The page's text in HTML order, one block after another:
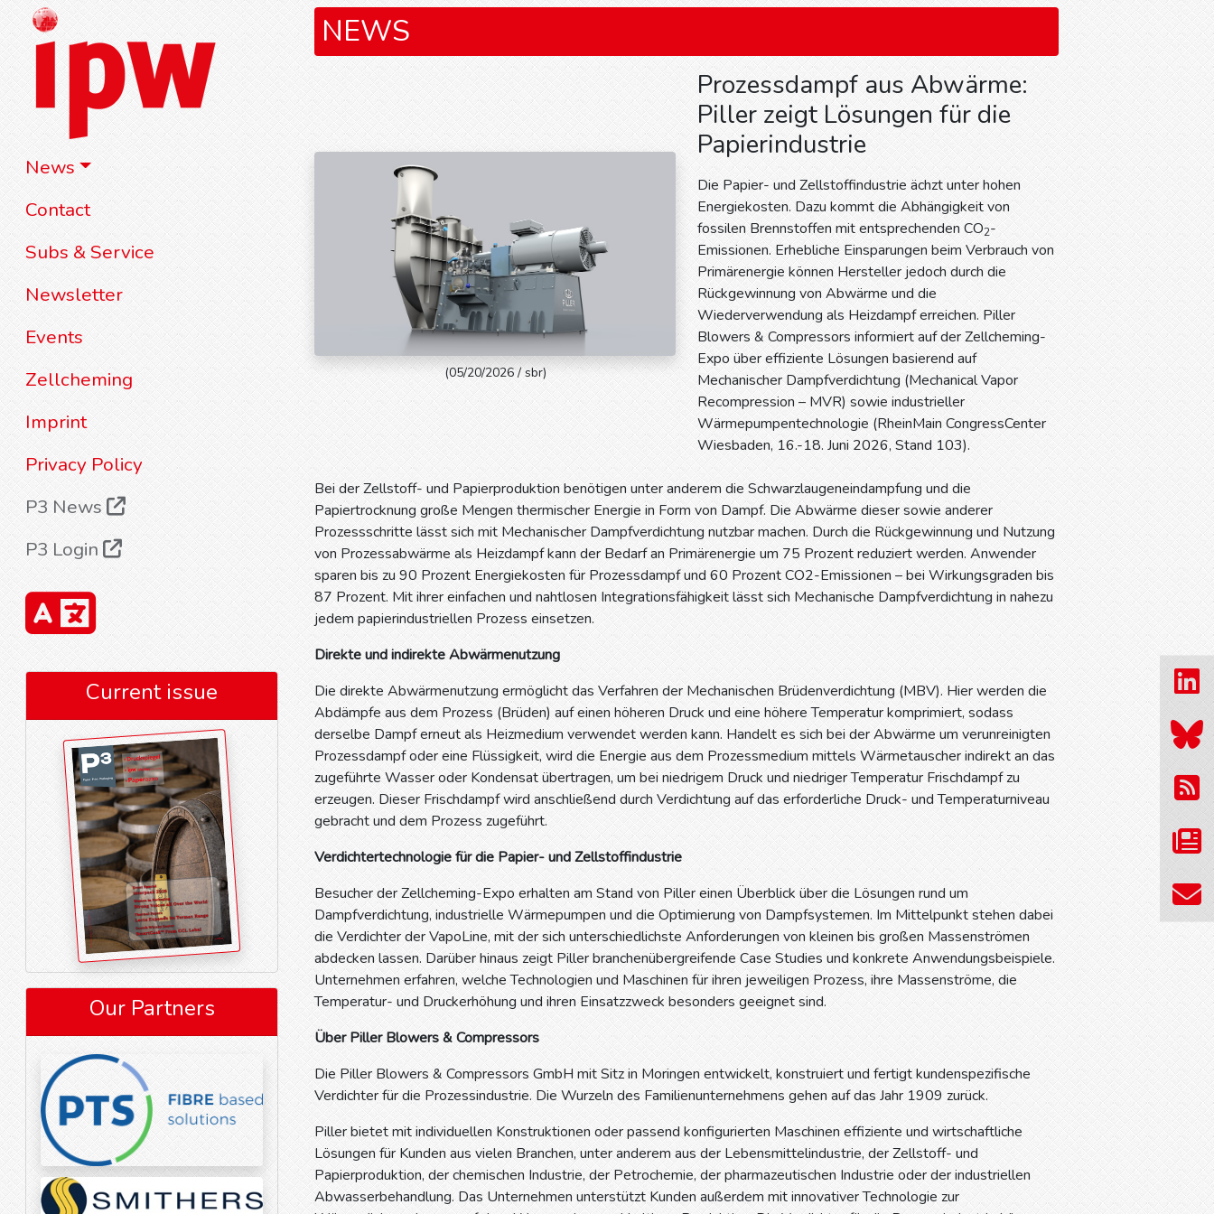
News
Contact
Subs & Service
Newsletter
Events
Zellcheming
Imprint
Privacy Policy
P3 News
P3 Login
Current issue
Our Partners
NEWS
(05/20/2026 / sbr)
Prozessdampf aus Abwärme:
Piller zeigt Lösungen für die
Papierindustrie
Die Papier- und Zellstoffindustrie ächzt unter hohen
Energiekosten. Dazu kommt die Abhängigkeit von
fossilen Brennstoffen mit entsprechenden CO2-
Emissionen. Erhebliche Einsparungen beim Verbrauch von
Primärenergie können Hersteller jedoch durch die
Rückgewinnung von Abwärme und die
Wiederverwendung als Heizdampf erreichen. Piller
Blowers & Compressors informiert auf der Zellcheming-
Expo über effiziente Lösungen basierend auf
Mechanischer Dampfverdichtung (Mechanical Vapor
Recompression – MVR) sowie industrieller
Wärmepumpentechnologie (RheinMain CongressCenter
Wiesbaden, 16.-18. Juni 2026, Stand 103).
Bei der Zellstoff- und Papierproduktion benötigen unter anderem die Schwarzlaugeneindampfung und die
Papiertrocknung große Mengen thermischer Energie in Form von Dampf. Die Abwärme dieser sowie anderer
Prozessschritte lässt sich mit Mechanischer Dampfverdichtung nutzbar machen. Durch die Rückgewinnung und Nutzung
von Prozessabwärme als Heizdampf kann der Bedarf an Primärenergie um 75 Prozent reduziert werden. Anwender
sparen bis zu 90 Prozent Energiekosten für Prozessdampf und 60 Prozent CO2-Emissionen – bei Wirkungsgraden bis
87 Prozent. Mit ihrer einfachen und nahtlosen Integrationsfähigkeit lässt sich Mechanische Dampfverdichtung in nahezu
jedem papierindustriellen Prozess einsetzen.
Direkte und indirekte Abwärmenutzung
Die direkte Abwärmenutzung ermöglicht das Verfahren der Mechanischen Brüdenverdichtung (MBV). Hier werden die
Abdämpfe aus dem Prozess (Brüden) auf einen höheren Druck und eine höhere Temperatur komprimiert, sodass
derselbe Dampf erneut als Heizmedium verwendet werden kann. Handelt es sich bei der Abwärme um verunreinigten
Prozessdampf oder eine Flüssigkeit, wird die Energie aus dem Prozessmedium mittels Wärmetauscher indirekt an das
zugeführte Wasser oder Kondensat übertragen, um bei niedrigem Druck und niedriger Temperatur Frischdampf zu
erzeugen. Dieser Frischdampf wird anschließend durch Verdichtung auf das erforderliche Druck- und Temperaturniveau
gebracht und dem Prozess zugeführt.
Verdichtertechnologie für die Papier- und Zellstoffindustrie
Besucher der Zellcheming-Expo erhalten am Stand von Piller einen Überblick über die Lösungen rund um
Dampfverdichtung, industrielle Wärmepumpen und die Optimierung von Dampfsystemen. Im Mittelpunkt stehen dabei
die Verdichter der VapoLine, mit der sich unterschiedlichste Anforderungen von kleinen bis großen Massenströmen
abdecken lassen. Darüber hinaus zeigt Piller branchenübergreifende Case Studies und konkrete Anwendungsbeispiele.
Unternehmen erfahren, welche Technologien und Maschinen für ihren jeweiligen Prozess, ihre Massenströme, die
Temperatur- und Druckerhöhung und ihren Einsatzzweck besonders geeignet sind.
Über Piller Blowers & Compressors
Die Piller Blowers & Compressors GmbH mit Sitz in Moringen entwickelt, konstruiert und fertigt kundenspezifische
Verdichter für die Prozessindustrie. Die Wurzeln des Familienunternehmens gehen auf das Jahr 1909 zurück.
Piller bietet mit individuellen Konstruktionen oder passend konfigurierten Maschinen effiziente und wirtschaftliche
Lösungen für Kunden aus vielen Branchen, unter anderem aus der Lebensmittelindustrie, der Zellstoff- und
Papierproduktion, der chemischen Industrie, der Petrochemie, der pharmazeutischen Industrie oder der industriellen
Abwasserbehandlung. Das Unternehmen unterstützt Kunden außerdem mit innovativer Technologie zur